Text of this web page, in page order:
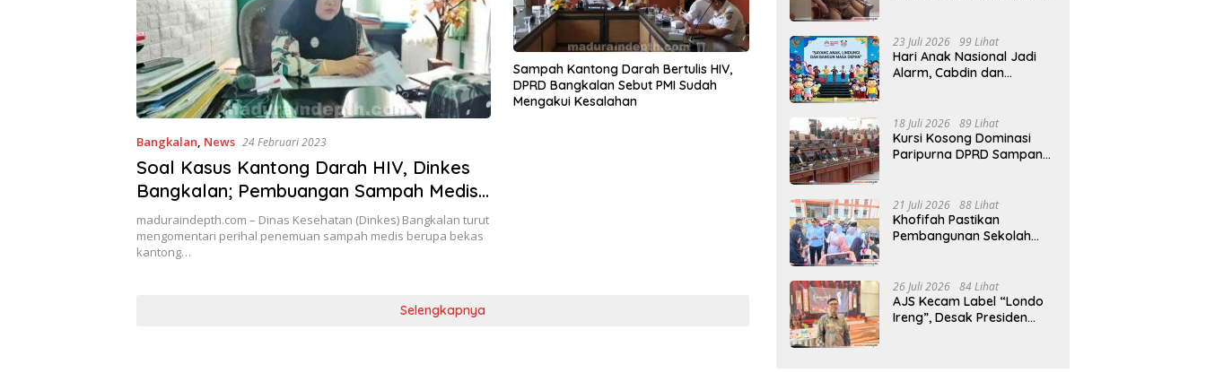
Bangkalan, News 24 Februari 2023
Soal Kasus Kantong Darah HIV, Dinkes
Bangkalan; Pembuangan Sampah Medis
Harus Sesuai SOP
maduraindepth.com – Dinas Kesehatan (Dinkes) Bangkalan turut
mengomentari perihal penemuan sampah medis berupa bekas
kantong…
Sampah Kantong Darah Bertulis HIV,
DPRD Bangkalan Sebut PMI Sudah
Mengakui Kesalahan
Selengkapnya
23 Juli 2026 99 Lihat
Hari Anak Nasional Jadi
Alarm, Cabdin dan
Kekerasan Seksual Anak
18 Juli 2026 89 Lihat
Kursi Kosong Dominasi
Paripurna DPRD Sampang,
21 Juli 2026 88 Lihat
Khofifah Pastikan
Pembangunan Sekolah
Indonesia Emas
26 Juli 2026 84 Lihat
AJS Kecam Label “Londo
Ireng”, Desak Presiden